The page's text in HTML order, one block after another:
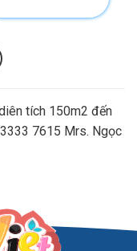
tích 150m2 đến
7615 Mrs. Ngọc